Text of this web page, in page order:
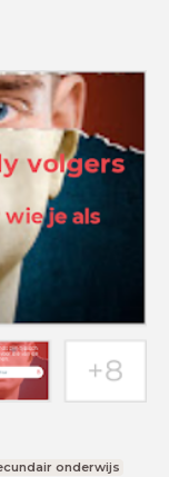
onderwijs